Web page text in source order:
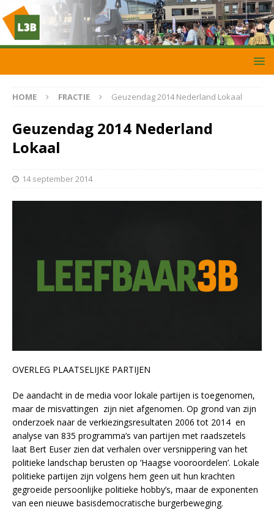
HOME FRACTIE Geuzendag 2014 Nederland Lokaal
Geuzendag 2014 Nederland
Lokaal
14 september 2014
OVERLEG PLAATSELIJKE PARTIJEN
De aandacht in de media voor lokale partijen is toegenomen,
maar de misvattingen zijn niet afgenomen. Op grond van zijn
onderzoek naar de verkiezingsresultaten 2006 tot 2014 en
analyse van 835 programma’s van partijen met raadszetels
laat Bert Euser zien dat verhalen over versnippering van het
politieke landschap berusten op ‘Haagse vooroordelen’. Lokale
politieke partijen zijn volgens hem geen uit hun krachten
gegroeide persoonlijke politieke hobby’s, maar de exponenten
van een nieuwe basisdemocratische burgerbeweging.